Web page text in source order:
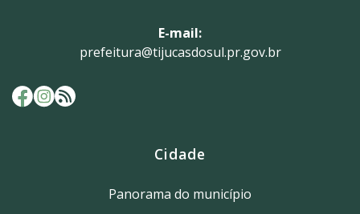
E-mail:
prefeitura@tijucasdosul.pr.gov.br
Cidade
Panorama do município